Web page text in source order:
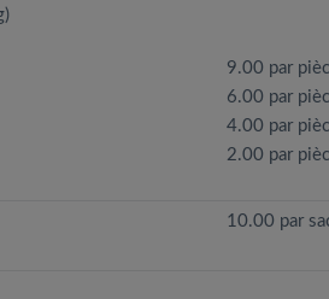
9.00 par
6.00 par
4.00 par
2.00 par
10.00 par